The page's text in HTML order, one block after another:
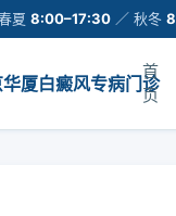
夏 8:00–17:30 ／ 秋冬
华厦白癜风专病门诊
首
页